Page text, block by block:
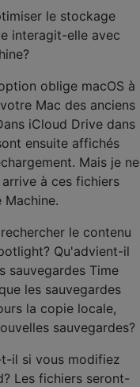
le stockage
interagit-elle avec
oblige macOS à
Mac des anciens
iCloud Drive dans
ensuite affichés
Mais je ne
à ces fichiers
le contenu
Qu'advient-il
sauvegardes Time
les sauvegardes
la copie locale,
sauvegardes?
il si vous modifiez
Les fichiers seront-